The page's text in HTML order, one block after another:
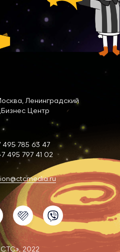
Ленинградский
Бизнес Центр
495 785 63 47
495 797 41 02
TikTok Likee
2022